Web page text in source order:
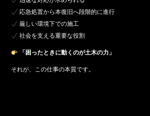
応急処置から本復旧へ段階的に進行
厳しい環境下での施工
社会を支える重要な役割
「困ったときに動くのが土木の力」
それが、この仕事の本質です。